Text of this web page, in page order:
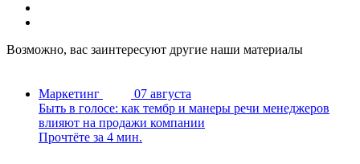
Возможно, вас заинтересуют другие наши материалы
Маркетинг
07 августа
Быть в голосе: как тембр и манеры речи менеджеров
влияют на продажи компании
Прочтёте за 4 мин.